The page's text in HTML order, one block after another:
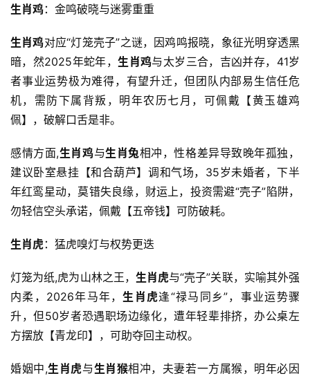
生肖鸡：金鸣破晓与迷雾重重
生肖鸡对应“灯笼壳子”之谜，因鸡鸣报晓，象征光明穿透黑
暗，然2025年蛇年，生肖鸡与太岁三合，吉凶并存，41岁
者事业运势极为难得，有望升迁，但团队内部易生信任危
机，需防下属背叛，明年农历七月，可佩戴【黄玉雄鸡
佩】，破解口舌是非。
感情方面,生肖鸡与生肖兔相冲，性格差异导致晚年孤独，
建议卧室悬挂【和合葫芦】调和气场，35岁未婚者，下半
年红鸾星动，莫错失良缘，财运上，投资需避“壳子”陷阱，
勿轻信空头承诺，佩戴【五帝钱】可防破耗。
生肖虎：猛虎嗅灯与权势更迭
灯笼为纸,虎为山林之王， 生肖虎与“壳子”关联，实喻其外强
内柔，2026年马年，生肖虎逢“禄马同乡”，事业运势骤
升，但50岁者恐遇职场边缘化，遭年轻辈排挤，办公桌左
方摆放【青龙印】，可助夺回主动权。
婚姻中,生肖虎与生肖猴相冲，夫妻若一方属猴，明年必因